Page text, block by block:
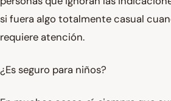
si fuera algo totalmente casual
requiere atención.
¿Es seguro para niños?